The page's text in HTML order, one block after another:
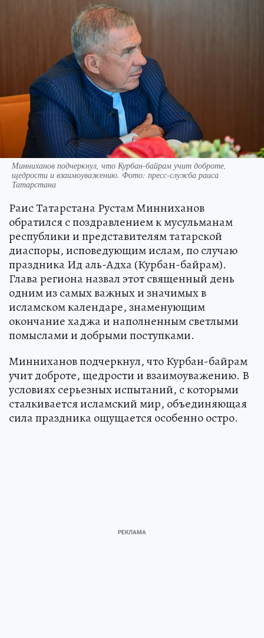
Минниханов подчеркнул, что Курбан-байрам учит доброте,
щедрости и взаимоуважению. Фото: пресс-служба раиса
Татарстана
Раис Татарстана Рустам Минниханов
обратился с поздравлением к мусульманам
республики и представителям татарской
диаспоры, исповедующим ислам, по случаю
праздника Ид аль-Адха (Курбан-байрам).
Глава региона назвал этот священный день
одним из самых важных и значимых в
исламском календаре, знаменующим
окончание хаджа и наполненным светлыми
помыслами и добрыми поступками.
Минниханов подчеркнул, что Курбан-байрам
учит доброте, щедрости и взаимоуважению. В
условиях серьезных испытаний, с которыми
сталкивается исламский мир, объединяющая
сила праздника ощущается особенно остро.